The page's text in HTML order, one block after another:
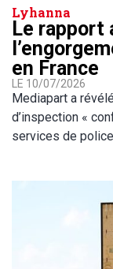
Lyhanna
Le rapport
en France
LE 10/07/2026
Mediapart a
d’inspection «
services de